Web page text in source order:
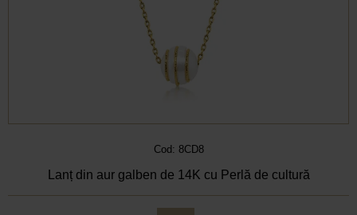
Cod: 8CD8
Lanț din aur galben de 14K cu Perlă de cultură